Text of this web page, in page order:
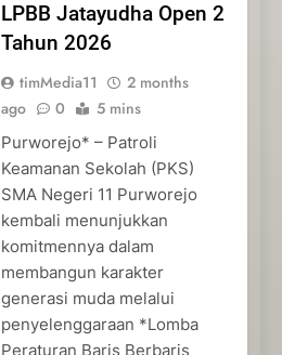
LPBB Jatayudha Open 2
Tahun 2026
timMedia11
2 months
ago
0 5 mins
Purworejo* – Patroli
Keamanan Sekolah (PKS)
SMA Negeri 11 Purworejo
kembali menunjukkan
komitmennya dalam
membangun karakter
generasi muda melalui
penyelenggaraan *Lomba
Peraturan Baris Berbaris